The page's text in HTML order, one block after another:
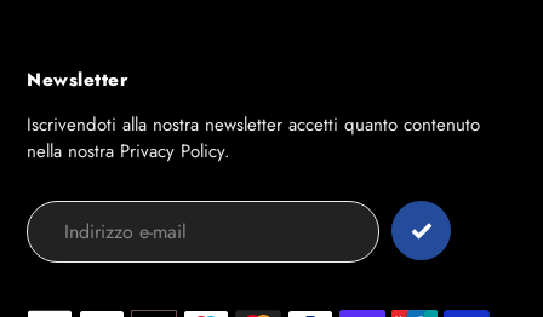
Newsletter
Iscrivendoti alla nostra newsletter accetti quanto contenuto
nella nostra Privacy Policy.
Modalità